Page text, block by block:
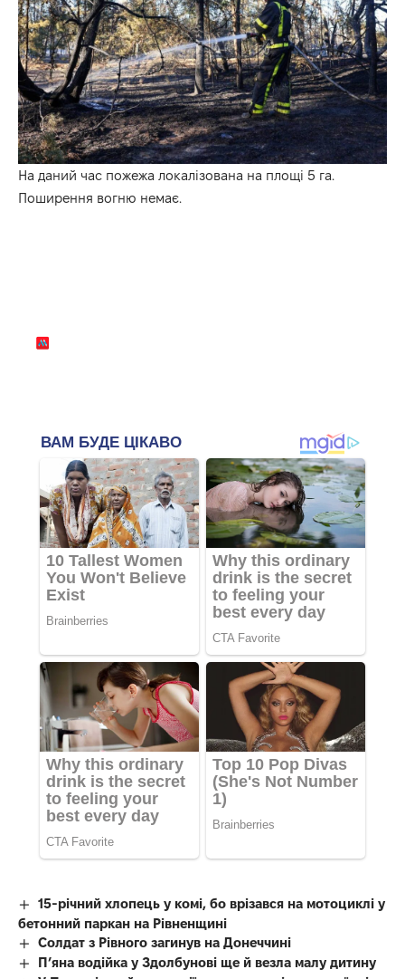
На даний час пожежа локалізована на площі 5 га.
Поширення вогню немає.
15-річний хлопець у комі, бо врізався на мотоциклі у
бетонний паркан на Рівненщині
Солдат з Рівного загинув на Донеччині
П’яна водійка у Здолбунові ще й везла малу дитину